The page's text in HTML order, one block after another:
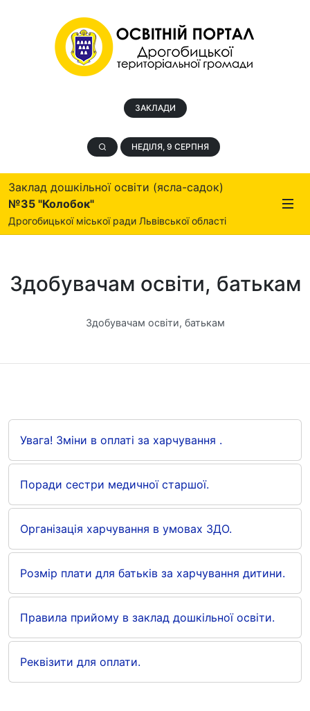
ЗАКЛАДИ
НЕДІЛЯ, 9 СЕРПНЯ
Заклад дошкільної освіти (ясла-садок)
№35 "Колобок"
Дрогобицької міської ради Львівської області
Здобувачам освіти, батькам
Здобувачам освіти, батькам
Увага! Зміни в оплаті за харчування .
Поради сестри медичної старшої.
Організація харчування в умовах ЗДО.
Розмір плати для батьків за харчування дитини.
Правила прийому в заклад дошкільної освіти.
Реквізити для оплати.